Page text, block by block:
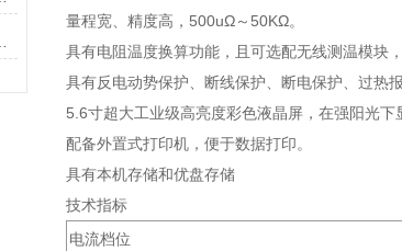
量程宽、精度高，500uΩ～50KΩ。
具有电阻温度换算功能，且可选配无线测温模块
具有反电动势保护、断线保护、断电保护、过热
5.6寸超大工业级高亮度彩色液晶屏，在强阳光下
配备外置式打印机，便于数据打印。
具有本机存储和优盘存储
技术指标
电流档位